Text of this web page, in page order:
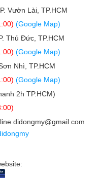
Vườn Lài, TP.HCM
(Google Map)
Thủ Đức, TP.HCM
(Google Map)
Nhì, TP.HCM
(Google Map)
2h TP.HCM)